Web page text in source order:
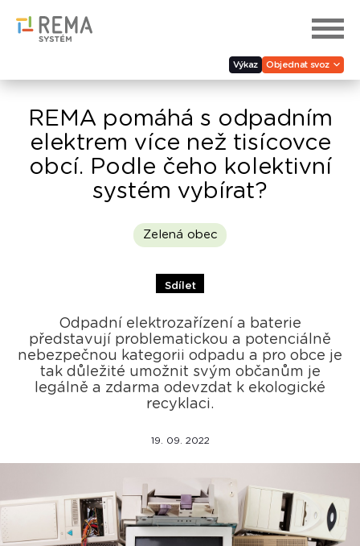
Výkaz Objednat svoz
REMA pomáhá s odpadním
elektrem více než tisícovce
obcí. Podle čeho kolektivní
systém vybírat?
Zelená obec
Sdílet
Odpadní elektrozařízení a baterie
představují problematickou a potenciálně
nebezpečnou kategorii odpadu a pro obce je
tak důležité umožnit svým občanům je
legálně a zdarma odevzdat k ekologické
recyklaci.
19. 09. 2022